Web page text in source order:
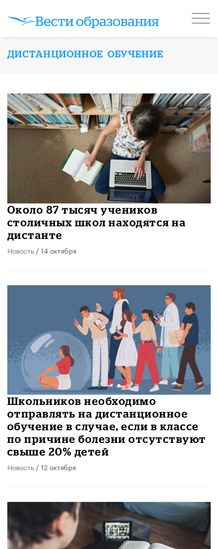
ДИСТАНЦИОННОЕ ОБУЧЕНИЕ
Около 87 тысяч учеников
столичных школ находятся на
дистанте
Новость / 14 октября
Школьников необходимо
отправлять на дистанционное
обучение в случае, если в классе
по причине болезни отсутствуют
свыше 20% детей
Новость / 12 октября